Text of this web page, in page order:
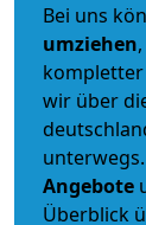
Bei uns
umziehen
kompletter
wir über
unterwegs.
Angebote
Überblick